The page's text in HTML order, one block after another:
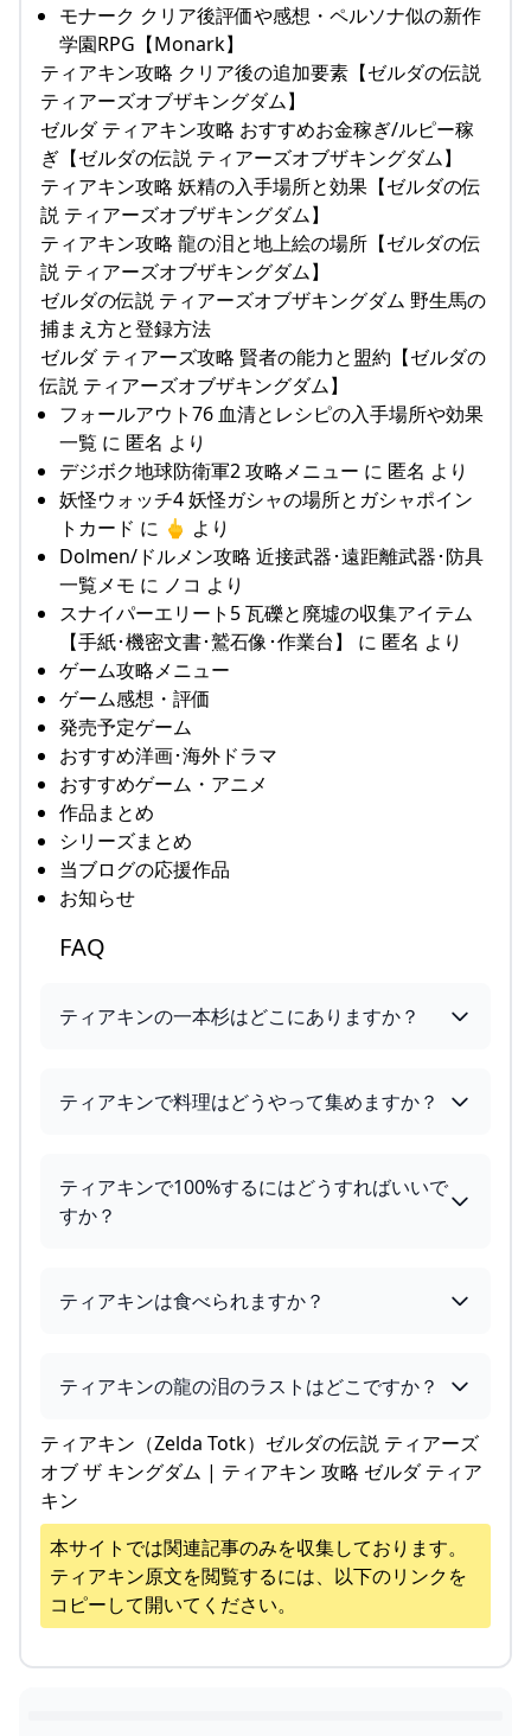
モナーク クリア後評価や感想・ペルソナ似の新作
学園RPG【Monark】
ティアキン攻略 クリア後の追加要素【ゼルダの伝説
ティアーズオブザキングダム】
ゼルダ ティアキン攻略 おすすめお金稼ぎ/ルピー稼
ぎ【ゼルダの伝説 ティアーズオブザキングダム】
ティアキン攻略 妖精の入手場所と効果【ゼルダの伝
説 ティアーズオブザキングダム】
ティアキン攻略 龍の泪と地上絵の場所【ゼルダの伝
説 ティアーズオブザキングダム】
ゼルダの伝説 ティアーズオブザキングダム 野生馬の
捕まえ方と登録方法
ゼルダ ティアーズ攻略 賢者の能力と盟約【ゼルダの
伝説 ティアーズオブザキングダム】
フォールアウト76 血清とレシピの入手場所や効果
一覧 に 匿名 より
デジボク地球防衛軍2 攻略メニュー に 匿名 より
妖怪ウォッチ4 妖怪ガシャの場所とガシャポイン
トカード に 🖕 より
Dolmen/ドルメン攻略 近接武器･遠距離武器･防具
一覧メモ に ノコ より
スナイパーエリート5 瓦礫と廃墟の収集アイテム
【手紙･機密文書･鷲石像･作業台】 に 匿名 より
ゲーム攻略メニュー
ゲーム感想・評価
発売予定ゲーム
おすすめ洋画･海外ドラマ
おすすめゲーム・アニメ
作品まとめ
シリーズまとめ
当ブログの応援作品
お知らせ
FAQ
ティアキンの一本杉はどこにありますか？
ティアキンで料理はどうやって集めますか？
ティアキンで100%するにはどうすればいいで
すか？
ティアキンは食べられますか？
ティアキンの龍の泪のラストはどこですか？
ティアキン（Zelda Totk）ゼルダの伝説 ティアーズ
オブ ザ キングダム | ティアキン 攻略 ゼルダ ティア
キン
本サイトでは関連記事のみを収集しております。
ティアキン原文を閲覧するには、以下のリンクを
コピーして開いてください。